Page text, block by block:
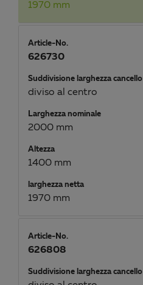
1970 mm
Article-No.
626730
Suddivisione larghezza cancello
diviso al centro
Larghezza nominale
2000 mm
Altezza
1400 mm
larghezza netta
1970 mm
Article-No.
626808
Suddivisione larghezza cancello